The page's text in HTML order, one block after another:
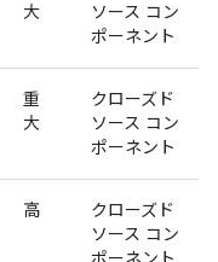
大
ソース コン
ポーネント
重
大
クローズド
ソース コン
ポーネント
高
クローズド
ソース コン